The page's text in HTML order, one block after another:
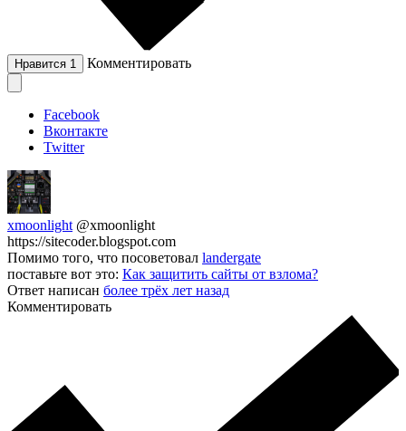
Нравится 1 Комментировать
Facebook
Вконтакте
Twitter
xmoonlight @xmoonlight
https://sitecoder.blogspot.com
Помимо того, что посоветовал landergate
поставьте вот это: Как защитить сайты от взлома?
Ответ написан более трёх лет назад
Комментировать